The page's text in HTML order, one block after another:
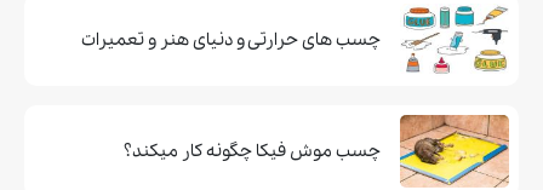
چسب های حرارتی و دنیای هنر و تعمیرات
چسب موش فيكا چگونه كار ميكند؟